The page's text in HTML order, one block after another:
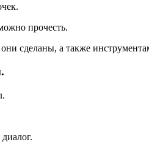
прочесть.
сделаны, а также